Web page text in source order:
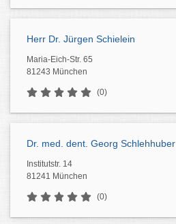
Herr Dr. Jürgen Schielein
Maria-Eich-Str. 65
81243 München
(0)
Dr. med. dent. Georg Schlehhuber
Institutstr. 14
81241 München
(0)